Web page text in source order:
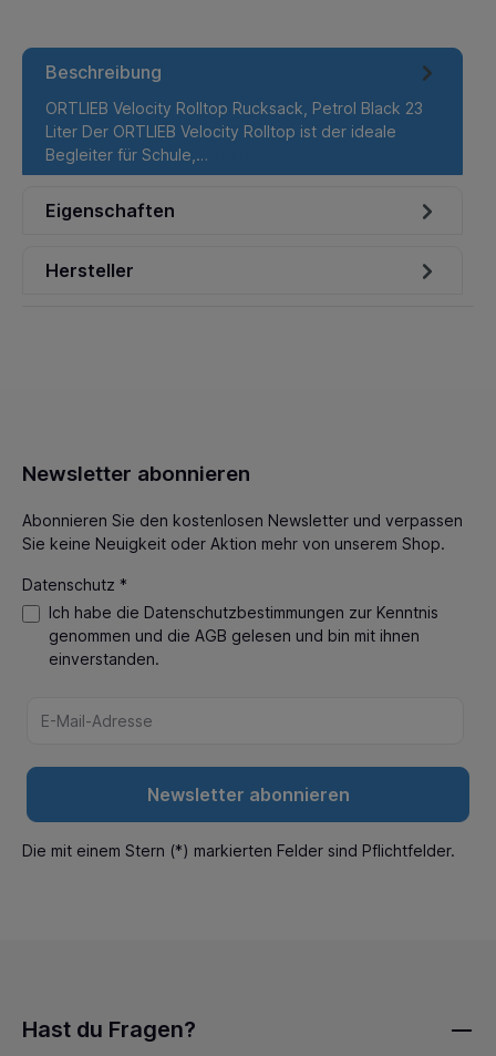
Beschreibung
ORTLIEB Velocity Rolltop Rucksack, Petrol Black 23
Liter Der ORTLIEB Velocity Rolltop ist der ideale
Begleiter für Schule,…
Eigenschaften
Hersteller
Newsletter abonnieren
Abonnieren Sie den kostenlosen Newsletter und verpassen
Sie keine Neuigkeit oder Aktion mehr von unserem Shop.
Datenschutz *
Ich habe die Datenschutzbestimmungen zur Kenntnis
genommen und die AGB gelesen und bin mit ihnen
einverstanden.
Newsletter abonnieren
Die mit einem Stern (*) markierten Felder sind Pflichtfelder.
Hast du Fragen?